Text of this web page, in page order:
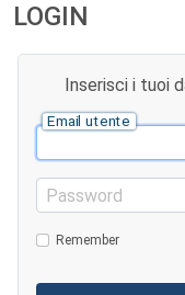
LOGIN
Inserisci i tuoi
Email utente
Password
Remember